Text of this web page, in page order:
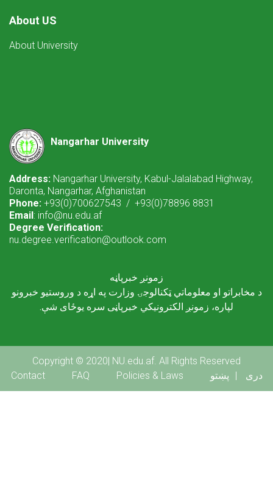
About US
About University
Nangarhar University
Address: Nangarhar University, Kabul-Jalalabad Highway,
Daronta, Nangarhar, Afghanistan
Phone: +93(0)700627543 / +93(0)78896 8831
Email : info@nu.edu.af
Degree Verification:
nu.degree.verification@outlook.com
زمونږ خبرپاڼه
د مخابراتو او معلوماتي ټکنالوجۍ وزارت په اړه د وروستیو خبرونو
لپاره، زمونږ الکترونیکي خبرپاڼی سره یوځای شې.
Copyright © 2020| NU.edu.af. All Rights Reserved
Footer menu
Contact FAQ Policies & Laws پښتو دری